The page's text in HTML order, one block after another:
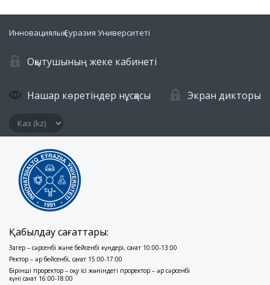
Инновациялық Еуразия Университеті
Оқытушының жеке кабинеті
Нашар көретіндер нұсқасы Экран дикторы
Қабылдау сағаттары:
Заңгер – сәрсенбі және бейсенбі күндері, сағат 10:00-13:00
Ректор – әр бейсенбі, сағат 15:00-17:00
Бірінші проректор – оқу ісі жөніндегі проректор – әр сәрсенбі
күні сағат 16:00-18:00